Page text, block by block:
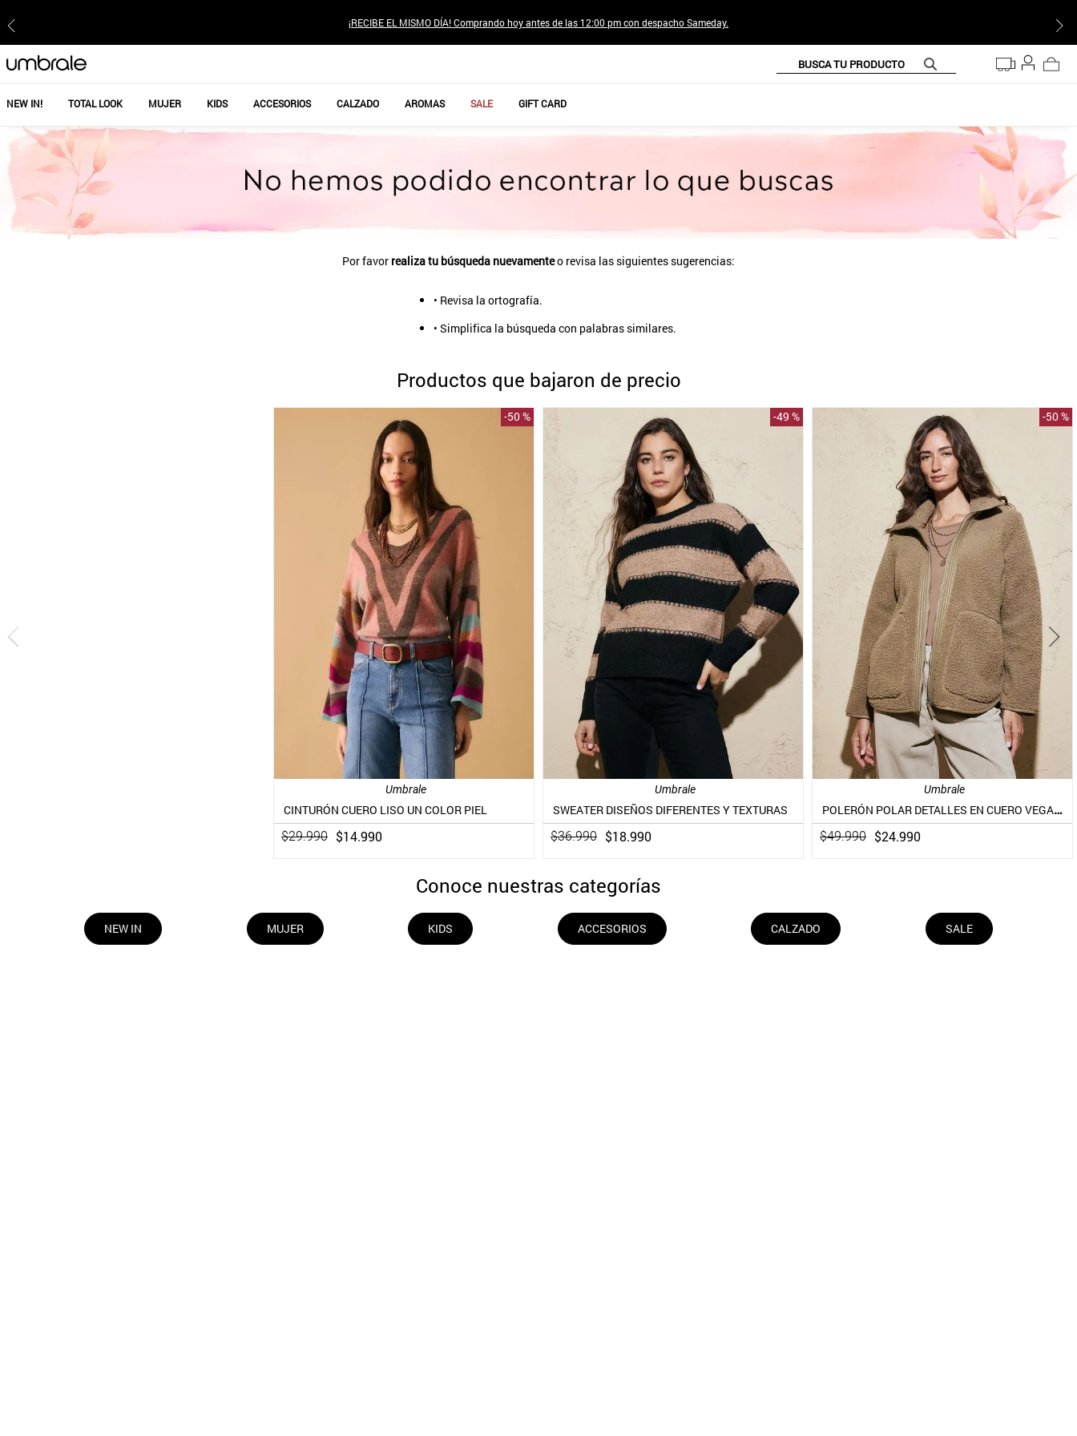
¡RECIBE EL MISMO DÍA! Comprando hoy antes de las 12:00 pm con despacho Sameday.
BUSCA TU PRODUCTO
NEW IN! TOTAL LOOK MUJER KIDS ACCESORIOS CALZADO AROMAS SALE GIFT CARD
Por favor realiza tu búsqueda nuevamenteo revisa las siguientes sugerencias:
• Revisa la ortografía.
• Simplifica la búsqueda con palabras similares.
Productos que bajaron de precio
-50 %
Umbrale
CINTURÓN CUERO LISO UN COLOR PIEL
$29.990 $14.990
-49 %
Umbrale
SWEATER DISEÑOS DIFERENTES Y TEXTURAS
$36.990 $18.990
-50 %
Umbrale
POLERÓN POLAR DETALLES EN CUERO VEGANO
$49.990 $24.990
Conoce nuestras categorías
NEW IN MUJER KIDS ACCESORIOS CALZADO SALE
.
sweter
6 .
botin
aros